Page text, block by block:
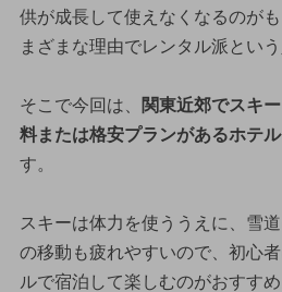
供が成長して使えなくなるのが
まざまな理由でレンタル派とい
そこで今回は、
関東近郊でスキ
料または格安プランがあるホテ
す。
スキーは体力を使ううえに、雪
の移動も疲れやすいので、初心
ルで宿泊して楽しむのがおすす